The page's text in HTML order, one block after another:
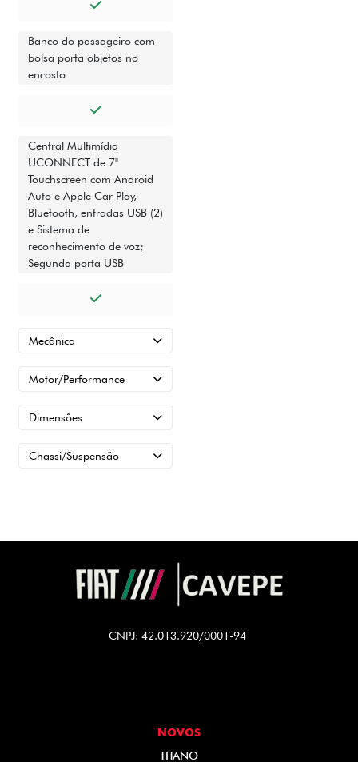
Banco do passageiro com
bolsa porta objetos no
encosto
Central Multimídia
UCONNECT de 7"
Touchscreen com Android
Auto e Apple Car Play,
Bluetooth, entradas USB (2)
e Sistema de
reconhecimento de voz;
Segunda porta USB
Mecânica
Motor/Performance
Dimensões
Chassi/Suspensão
CNPJ: 42.013.920/0001-94
NOVOS
TITANO